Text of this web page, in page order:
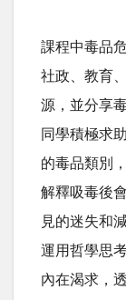
課程中毒品
社政、教育
源，並分享
同學積極求
的毒品類別
解釋吸毒後
見的迷失和
運用哲學思
內在渴求，